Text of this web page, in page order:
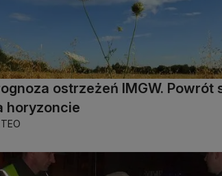
ostrzeżeń IMGW. Powrót
horyzoncie